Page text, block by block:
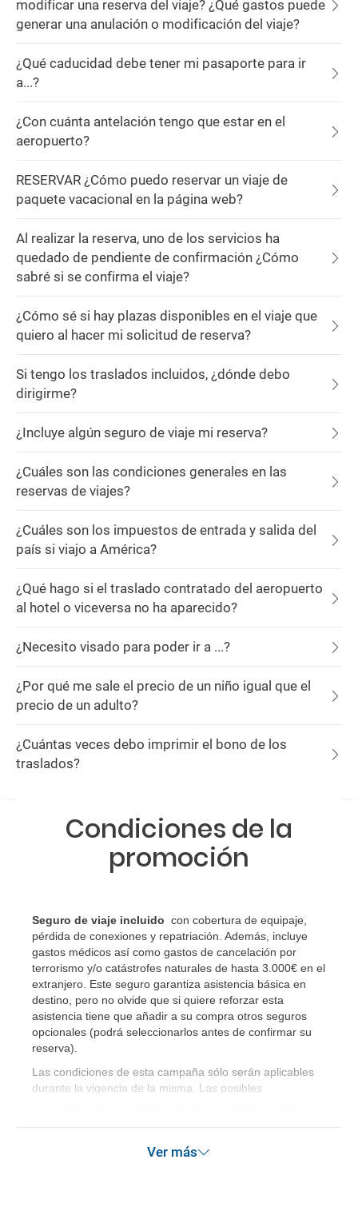
modificar una reserva del viaje? ¿Qué gastos puede
generar una anulación o modificación del viaje?
¿Qué caducidad debe tener mi pasaporte para ir
a...?
¿Con cuánta antelación tengo que estar en el
aeropuerto?
RESERVAR ¿Cómo puedo reservar un viaje de
paquete vacacional en la página web?
Al realizar la reserva, uno de los servicios ha
quedado de pendiente de confirmación ¿Cómo
sabré si se confirma el viaje?
¿Cómo sé si hay plazas disponibles en el viaje que
quiero al hacer mi solicitud de reserva?
Si tengo los traslados incluidos, ¿dónde debo
dirigirme?
¿Incluye algún seguro de viaje mi reserva?
¿Cuáles son las condiciones generales en las
reservas de viajes?
¿Cuáles son los impuestos de entrada y salida del
país si viajo a América?
¿Qué hago si el traslado contratado del aeropuerto
al hotel o viceversa no ha aparecido?
¿Necesito visado para poder ir a ...?
¿Por qué me sale el precio de un niño igual que el
precio de un adulto?
¿Cuántas veces debo imprimir el bono de los
traslados?
Condiciones de la
promoción
Seguro de viaje incluido con cobertura de equipaje,
pérdida de conexiones y repatriación. Además, incluye
gastos médicos así como gastos de cancelación por
terrorismo y/o catástrofes naturales de hasta 3.000€ en el
extranjero. Este seguro garantiza asistencia básica en
destino, pero no olvide que si quiere reforzar esta
asistencia tiene que añadir a su compra otros seguros
opcionales (podrá seleccionarlos antes de confirmar su
reserva)
Las condiciones de esta campaña sólo serán aplicables
durante la vigencia de la misma. Las posibles
Ver más